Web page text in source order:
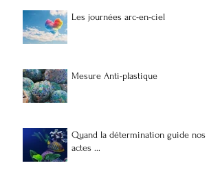
Les journées arc-en-ciel
Mesure Anti-plastique
Quand la détermination guide nos
actes ...